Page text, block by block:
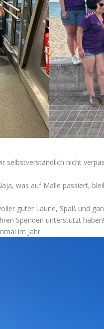
selbstverständlich nicht
was auf Malle passiert,
guter Laune, Spaß und
Spenden unterstützt haben!
im Jahr.